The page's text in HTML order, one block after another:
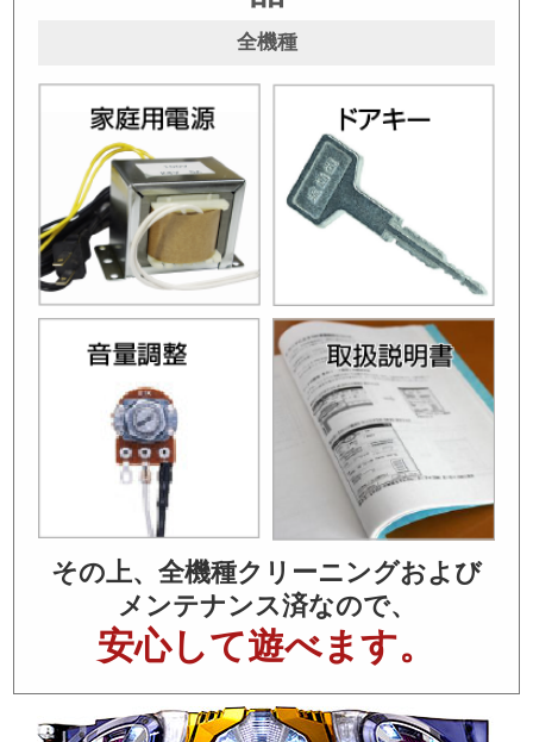
全機種
その上、全機種クリーニングおよび
メンテナンス済なので、
安心して遊べます。